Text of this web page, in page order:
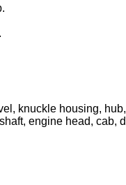
knuckle housing,
engine head,